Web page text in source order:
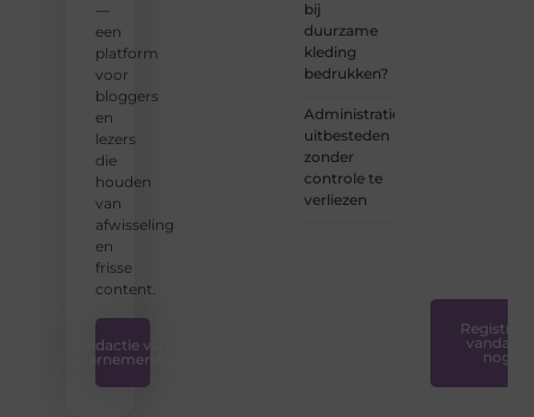
—
een
platform
voor
bloggers
en
lezers
die
houden
van
afwisseling
en
frisse
content.
Redactie van
Ondernemershuis
bij
duurzame
kleding
bedrukken?
Administratie
uitbesteden
zonder
controle te
verliezen
Registreer
vandaag
nog